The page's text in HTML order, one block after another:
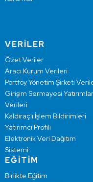
VERİLER
Özet Veriler
Aracı Kurum Verileri
Portföy Yönetim Şirketi
Girişim Sermayesi
Verileri
Kaldıraçlı İşlem Bildirimleri
Yatırımcı Profili
Elektronik Veri Dağıtım
Sistemi
EĞİTİM
Birlikte Eğitim